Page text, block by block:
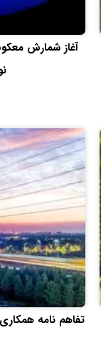
آغاز شمارش
تفاهم‌ نامه